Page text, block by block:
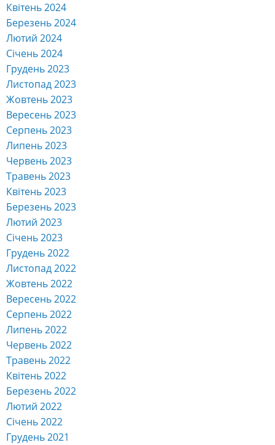
Квітень 2024
Березень 2024
Лютий 2024
Січень 2024
Грудень 2023
Листопад 2023
Жовтень 2023
Вересень 2023
Серпень 2023
Липень 2023
Червень 2023
Травень 2023
Квітень 2023
Березень 2023
Лютий 2023
Січень 2023
Грудень 2022
Листопад 2022
Жовтень 2022
Вересень 2022
Серпень 2022
Липень 2022
Червень 2022
Травень 2022
Квітень 2022
Березень 2022
Лютий 2022
Січень 2022
Грудень 2021